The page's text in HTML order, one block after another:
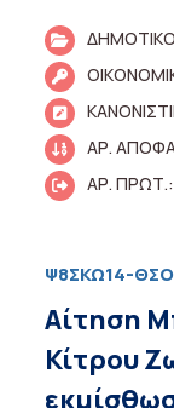
ΑΡ.
ΑΡ.
Ψ8ΣΚΩ14-
Αίτηση
Κίτρου